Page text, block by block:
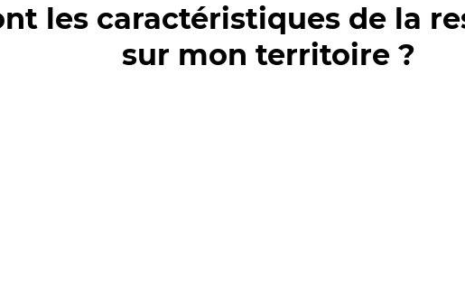
les caractéristiques de la
sur mon territoire ?